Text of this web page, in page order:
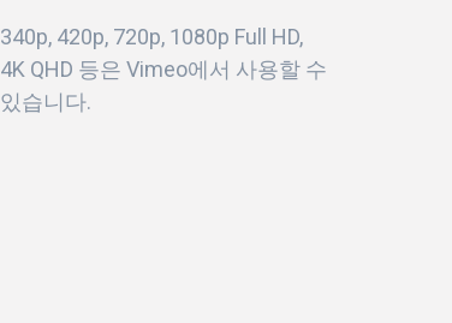
340p, 420p, 720p, 1080p Full HD,
4K QHD 등은 Vimeo에서 사용할 수
있습니다.